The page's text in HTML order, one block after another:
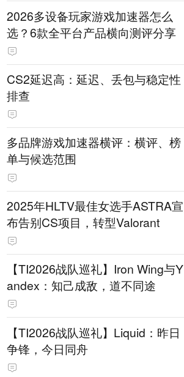
2026多设备玩家游戏加速器怎么
选？6款全平台产品横向测评分享
CS2延迟高：延迟、丢包与稳定性
排查
多品牌游戏加速器横评：横评、榜
单与候选范围
2025年HLTV最佳女选手ASTRA宣
布告别CS项目，转型Valorant
【TI2026战队巡礼】Iron Wing与Y
andex：知己成敌，道不同途
【TI2026战队巡礼】Liquid：昨日
争锋，今日同舟